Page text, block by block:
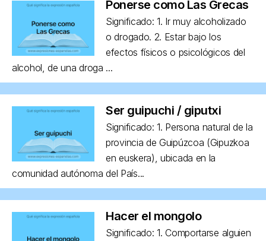
Ponerse como Las Grecas
Significado: 1. Ir muy alcoholizado
o drogado. 2. Estar bajo los
efectos físicos o psicológicos del
alcohol, de una droga ...
Ser guipuchi / giputxi
Significado: 1. Persona natural de la
provincia de Guipúzcoa (Gipuzkoa
en euskera), ubicada en la
comunidad autónoma del País...
Hacer el mongolo
Significado: 1. Comportarse alguien